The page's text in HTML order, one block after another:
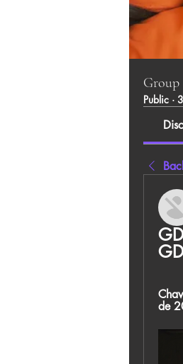
Group
Public ·
de